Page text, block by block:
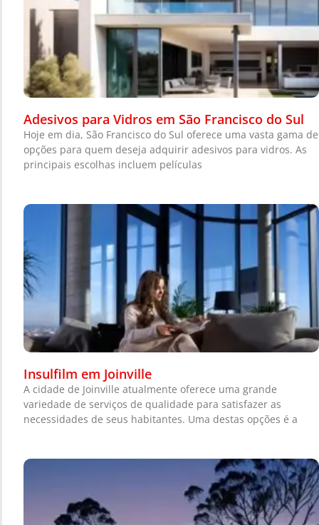
Adesivos para Vidros em São Francisco do Sul
Hoje em dia, São Francisco do Sul oferece uma vasta gama de
opções para quem deseja adquirir adesivos para vidros. As
principais escolhas incluem películas
Insulfilm em Joinville
A cidade de Joinville atualmente oferece uma grande
variedade de serviços de qualidade para satisfazer as
necessidades de seus habitantes. Uma destas opções é a